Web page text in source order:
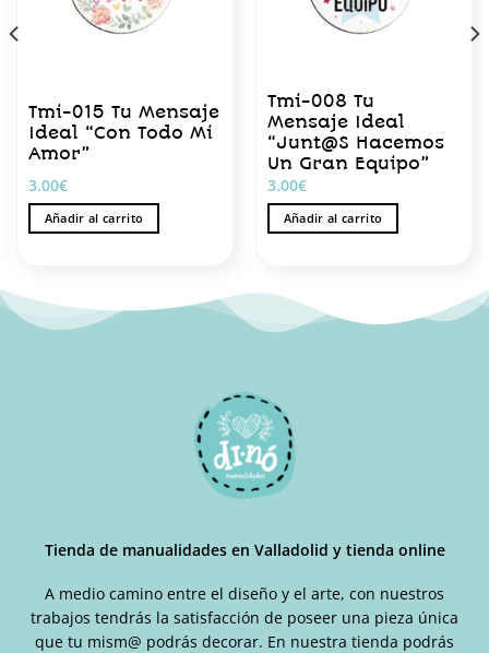
Tmi-015 Tu Mensaje
Ideal “Con Todo Mi
Amor”
3.00€
Añadir al carrito
Tmi-008 Tu
Mensaje Ideal
“Junt@S Hacemos
Un Gran Equipo”
3.00€
Añadir al carrito
Tienda de manualidades en Valladolid y tienda online
A medio camino entre el diseño y el arte, con nuestros
trabajos tendrás la satisfacción de poseer una pieza única
que tu mism@ podrás decorar. En nuestra tienda podrás